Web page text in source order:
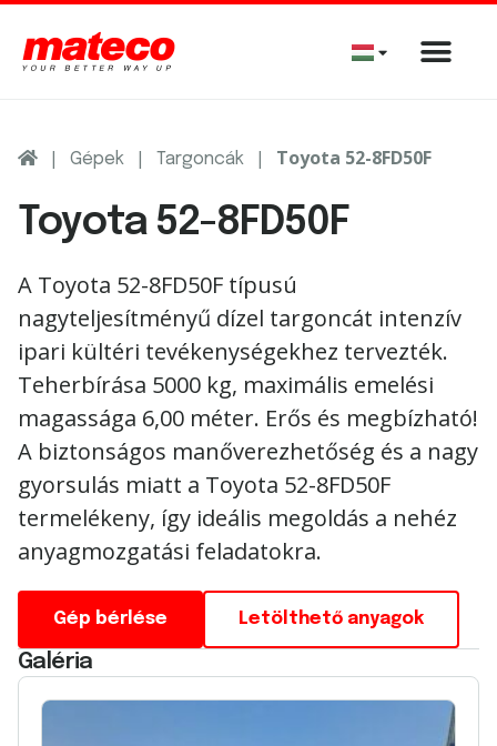
| Gépek | Targoncák | Toyota 52-8FD50F
Toyota 52-8FD50F
A Toyota 52-8FD50F típusú
nagyteljesítményű dízel targoncát intenzív
ipari kültéri tevékenységekhez tervezték.
Teherbírása 5000 kg, maximális emelési
magassága 6,00 méter. Erős és megbízható!
A biztonságos manőverezhetőség és a nagy
gyorsulás miatt a Toyota 52-8FD50F
termelékeny, így ideális megoldás a nehéz
anyagmozgatási feladatokra.
Gép bérlése Letölthető anyagok
Galéria